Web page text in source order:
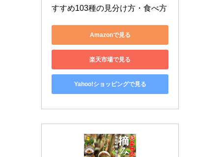
すすめ103種の見分け方・食べ方
Amazonで見る
楽天市場で見る
Yahoo!ショッピングで見る